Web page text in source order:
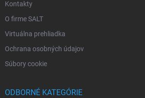
Kontakty
O firme SALT
Virtuálna prehliadka
Ochrana osobných údajov
Súbory cookie
ODBORNÉ KATEGÓRIE